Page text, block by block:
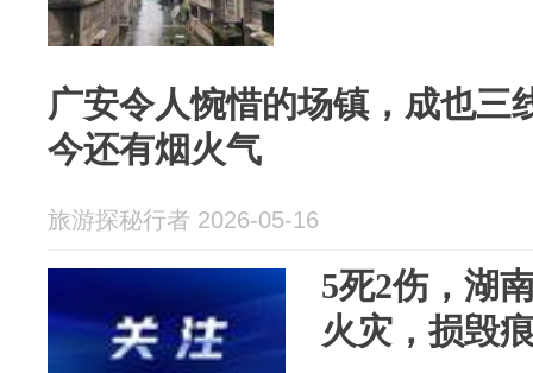
广安令人惋惜的场镇，成也三
今还有烟火气
旅游探秘行者 2026-05-16
5死2伤，湖
火灾，损毁